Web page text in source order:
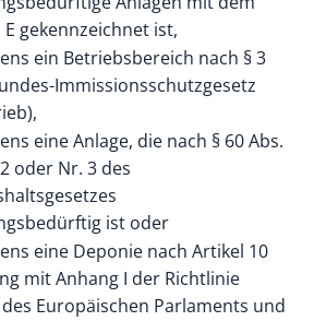
gekennzeichnet ist,
ein Betriebsbereich nach § 3
Immissionsschutzgesetz
eine Anlage, die nach § 60 Abs.
oder Nr. 3 des
ist oder
eine Deponie nach Artikel 10
mit Anhang I der Richtlinie
Europäischen Parlaments und